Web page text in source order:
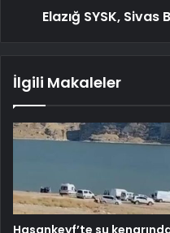
Elazığ SYSK,
İlgili Makaleler